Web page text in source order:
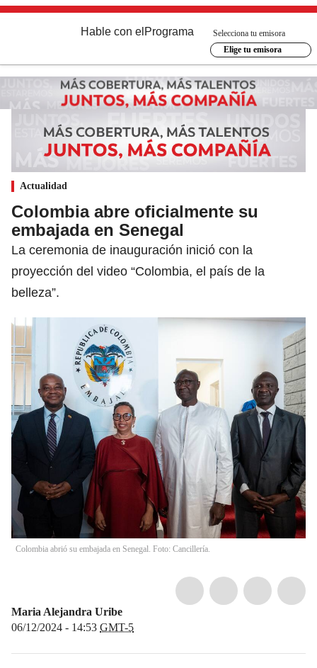
Hable con el Programa
Selecciona tu emisora
Elige tu emisora
Actualidad
Colombia abre oficialmente su
embajada en Senegal
La ceremonia de inauguración inició con la
proyección del video “Colombia, el país de la
belleza”.
Colombia abrió su embajada en Senegal. Foto: Cancillería.
Maria Alejandra Uribe
06/12/2024 - 14:53 GMT-5